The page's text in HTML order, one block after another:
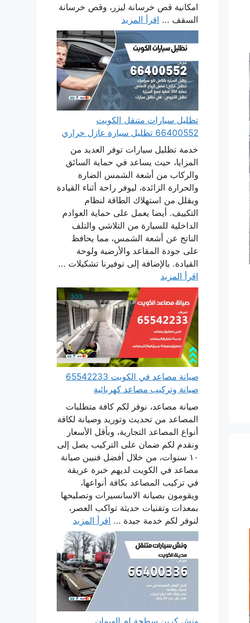
امكانية قص خرسانة ليزر، وقص خرسانة
السقف ... اقرأ المزيد
تظليل سيارات متنقل الكويت
66400552 تظليل سيارة عازل حراري
خدمة تظليل سيارات توفر العديد من
المزايا، حيث يساعد في حماية السائق
والركاب من أشعة الشمس الضارة
والحرارة الزائدة، ليوفر راحة أثناء القيادة
ويقلل من استهلاك الطاقة لنظام
التكييف. أيضا يعمل على حماية العوادم
الداخلية للسيارة من التلاشي والتلف
الناتج عن أشعة الشمس، مما يحافظ
على جودة المقاعد والأرضية ولوحة
القيادة. بالإضافة إلى توفيرنا تشكيلات ...
اقرأ المزيد
صيانة مصاعد في الكويت 65542233
صيانة وتركيب مصاعد كهربائية
صيانة مصاعد، نوفر لكم كافة متطلبات
المصاعد من تحديث وتوريد وصيانة لكافة
أنواع المصاعد التجارية، وبأقل الأسعار
ونقدم لكم ضمان على التركيب يصل إلى
١٠ سنوات، من خلال أفضل فنيين صيانة
مصاعد في الكويت لديهم خبرة عريقة
في تركيب المصاعد بكافة أنواعها،
ويقومون بصيانة الاسانسيرات وتصليحها
بمعدات وتقنيات حديثة تواكب العصر،
لنوفر لكم خدمة جيدة ... اقرأ المزيد
ونش كرين سطحة ام الهيمان